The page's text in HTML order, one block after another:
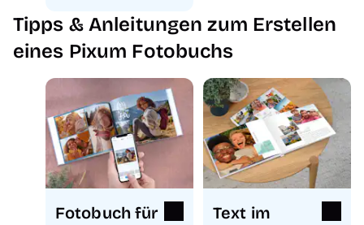
Tipps & Anleitungen zum Erstellen
eines Pixum Fotobuchs
Fotobuch für
Text im